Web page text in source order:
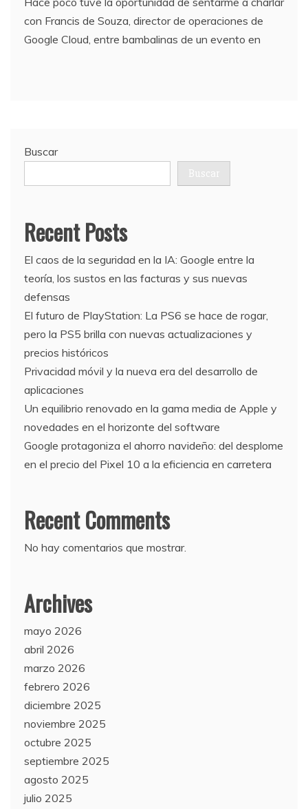
con Francis de Souza, director de operaciones de
Google Cloud, entre bambalinas de un evento en
Buscar
Buscar
Recent Posts
El caos de la seguridad en la IA: Google entre la
teoría, los sustos en las facturas y sus nuevas
defensas
El futuro de PlayStation: La PS6 se hace de rogar,
pero la PS5 brilla con nuevas actualizaciones y
precios históricos
Privacidad móvil y la nueva era del desarrollo de
aplicaciones
Un equilibrio renovado en la gama media de Apple y
novedades en el horizonte del software
Google protagoniza el ahorro navideño: del desplome
en el precio del Pixel 10 a la eficiencia en carretera
Recent Comments
No hay comentarios que mostrar.
Archives
mayo 2026
abril 2026
marzo 2026
febrero 2026
diciembre 2025
noviembre 2025
octubre 2025
septiembre 2025
agosto 2025
julio 2025